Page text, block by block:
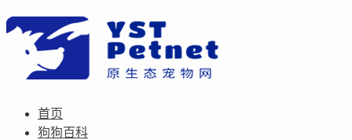
首页
狗狗百科